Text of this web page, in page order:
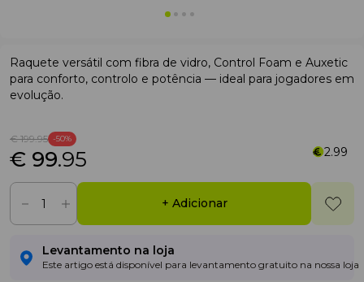
Raquete versátil com fibra de vidro, Control Foam e Auxetic
para conforto, controlo e potência — ideal para jogadores em
evolução.
€ 199.95 -50%
€ 99.95 2.99
+ Adicionar
Levantamento na loja
Este artigo está disponível para levantamento gratuito na nossa loja